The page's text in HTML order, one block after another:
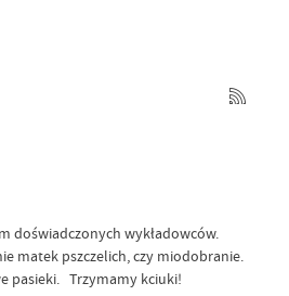
doświadczonych wykładowców.
matek pszczelich, czy miodobranie.
pasieki. Trzymamy kciuki!